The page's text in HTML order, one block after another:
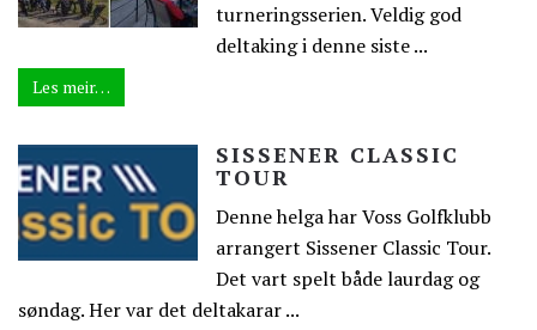
turneringsserien. Veldig god
deltaking i denne siste ...
Les meir…
SISSENER CLASSIC
TOUR
Denne helga har Voss Golfklubb
arrangert Sissener Classic Tour.
Det vart spelt både laurdag og
søndag. Her var det deltakarar ...